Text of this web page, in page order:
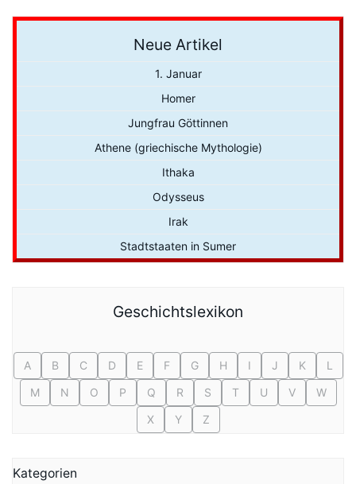
Neue Artikel
1. Januar
Homer
Jungfrau Göttinnen
Athene (griechische Mythologie)
Ithaka
Odysseus
Irak
Stadtstaaten in Sumer
Geschichtslexikon
A B C D E F G H I J K
L
M
N O P Q R S T U V
W
X
Y Z
Kategorien